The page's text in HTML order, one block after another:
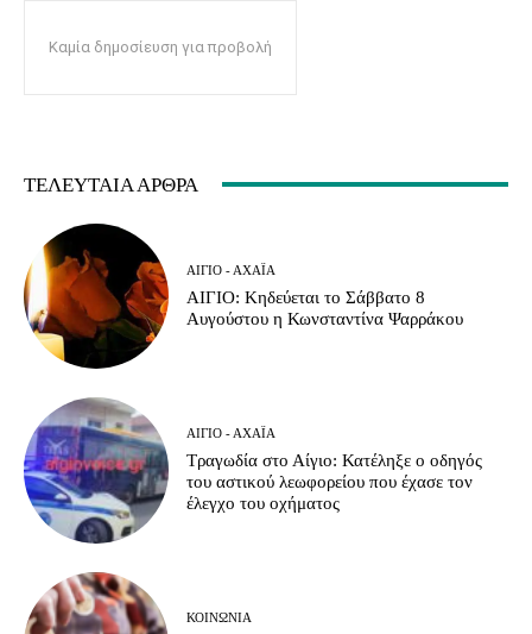
Καμία δημοσίευση για προβολή
ΤΕΛΕΥΤΑΊΑ ΆΡΘΡΑ
ΑΊΓΙΟ - ΑΧΑΪ́Α
ΑΙΓΙΟ: Κηδεύεται το Σάββατο 8
Αυγούστου η Κωνσταντίνα Ψαρράκου
ΑΊΓΙΟ - ΑΧΑΪ́Α
Τραγωδία στο Αίγιο: Κατέληξε ο οδηγός
του αστικού λεωφορείου που έχασε τον
έλεγχο του οχήματος
ΚΟΙΝΩΝΊΑ